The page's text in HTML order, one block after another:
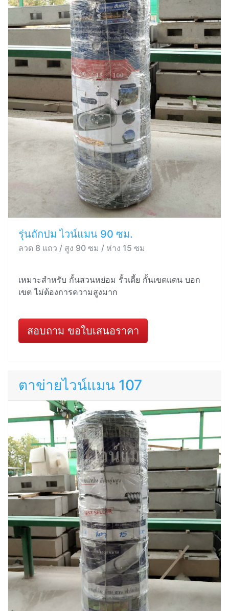
รุ่นถักปม ไวน์แมน 90 ซม.
ลวด 8 แถว / สูง 90 ซม / ห่าง 15 ซม
เหมาะสำหรับ กั้นสวนหย่อม รั้วเตี้ย กั้นเขตแดน บอก
เขต ไม่ต้องการความสูงมาก
สอบถาม ขอใบเสนอราคา
ตาข่ายไวน์แมน 107